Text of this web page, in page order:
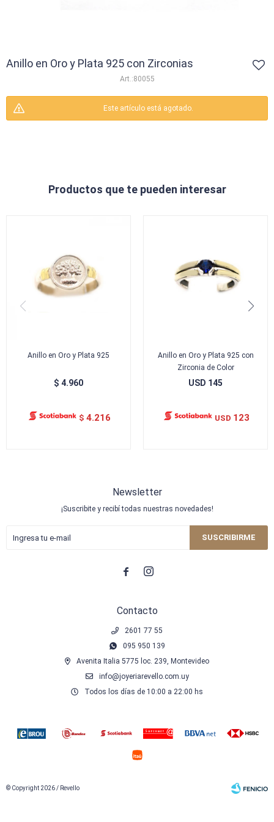
Anillo en Oro y Plata 925 con Zirconias
80055
Este artículo está agotado.
Productos que te pueden interesar
Anillo en Oro y Plata 925
$ 4.960
$ 4.216
Anillo en Oro y Plata 925 con
Zirconia de Color
USD 145
USD 123
Contacto
2601 77 55
095 950 139
Avenita Italia 5775 loc. 239, Montevideo
info@joyeriarevello.com.uy
Todos los días de 10:00 a 22:00 hs
Newsletter
¡Suscribite y recibí todas nuestras novedades!
SUSCRIBIRME
 
© Copyright 2026 / Revello